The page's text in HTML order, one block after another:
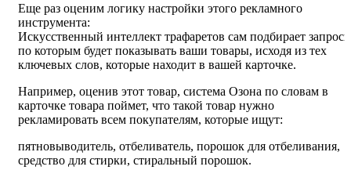
Еще раз оценим логику настройки этого рекламного
инструмента:
Искусственный интеллект трафаретов сам подбирает
по которым будет показывать ваши товары, исходя из тех
ключевых слов, которые находит в вашей карточке.
Например, оценив этот товар, система Озона по словам в
карточке товара поймет, что такой товар нужно
рекламировать всем покупателям, которые ищут:
пятновыводитель, отбеливатель, порошок для отбеливания,
средство для стирки, стиральный порошок.